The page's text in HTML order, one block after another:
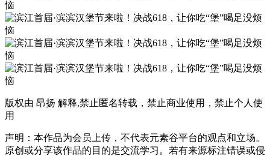
版权由 昂扬 解释,禁止匿名转载，禁止商业使用，禁止个人使
用
声明：本作品为会员上传，不代表元素谷平台的观点和立场。
原创或分享该作品的目的是交流学习。若有来源标注错误或侵